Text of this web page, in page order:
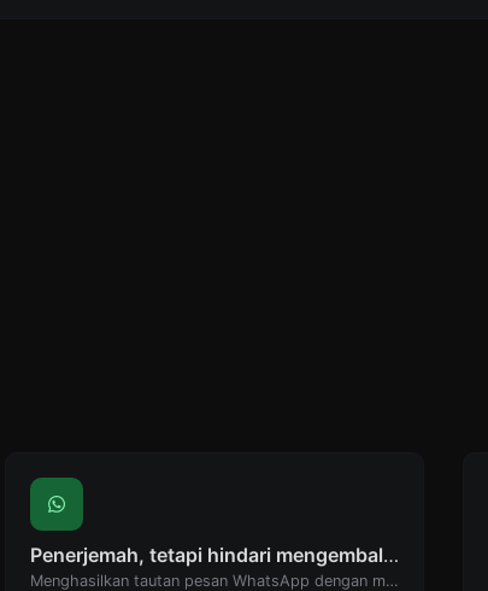
Penerjemah, tetapi hindari mengembalikan titik akhir: Pembuat tautan WhatsApp
Menghasilkan tautan pesan WhatsApp dengan mudah.